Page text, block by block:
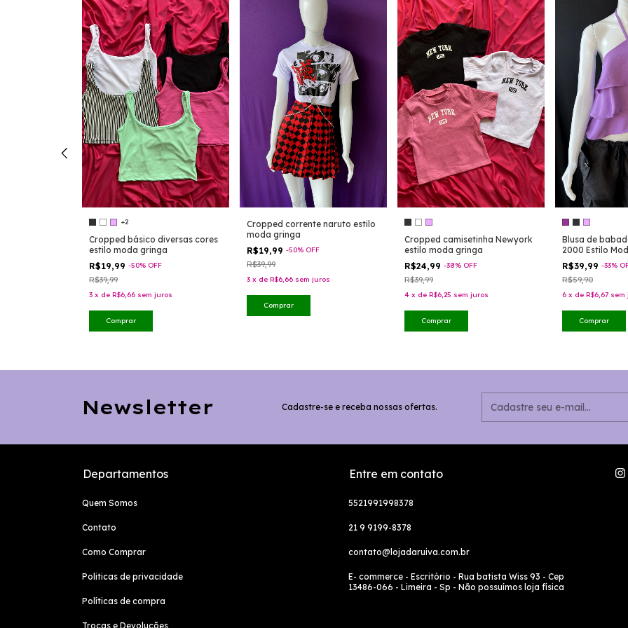
+2
Cropped básico diversas cores
estilo moda gringa
R$19,99 -50% OFF
R$39,99
3 x de R$6,66 sem juros
Comprar
Cropped corrente naruto estilo
moda gringa
R$19,99 -50% OFF
R$39,99
3 x de R$6,66 sem juros
Comprar
Cropped camisetinha Newyork
estilo moda gringa
R$24,99 -38% OFF
R$39,99
4 x de R$6,25 sem juros
Comprar
Blusa de
2000 Estilo
R$39,99 -33%
R$59,90
6 x de R$6,67 sem
Comprar
Newsletter Cadastre-se e receba nossas ofertas.
Departamentos
Quem Somos
Contato
Como Comprar
Politicas de privacidade
Políticas de compra
Trocas e Devoluções
Entre em contato
5521991998378
21 9 9199-8378
contato@lojadaruiva.com.br
E- commerce - Escritório - Rua batista Wiss 93 - Cep
13486-066 - Limeira - Sp - Não possuímos loja física